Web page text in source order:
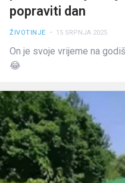
popraviti dan
ŽIVOTINJE • 15 SRPNJA 2025
On je svoje vrijeme na
😂